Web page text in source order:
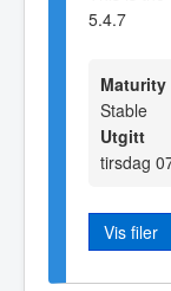
5.4.7
Maturity
Stable
Utgitt
tirsdag
Vis filer